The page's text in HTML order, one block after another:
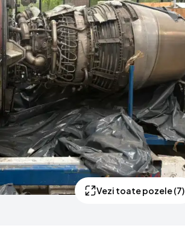
Vezi toate pozele (7)